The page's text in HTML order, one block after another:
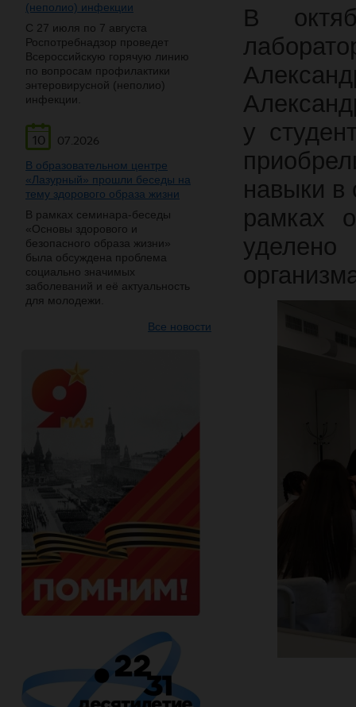
(неполио) инфекции
С 27 июля по 7 августа
Роспотребнадзор проведет
Всероссийскую горячую линию
по вопросам профилактики
энтеровирусной (неполио)
инфекции.
10
07.2026
В образовательном центре
«Лазурный» прошли беседы на
тему здорового образа жизни
В рамках семинара-беседы
«Основы здорового и
безопасного образа жизни»
была обсуждена проблема
социально значимых
заболеваний и её актуальность
для молодежи.
Все новости
В
у
навыки в
рамках